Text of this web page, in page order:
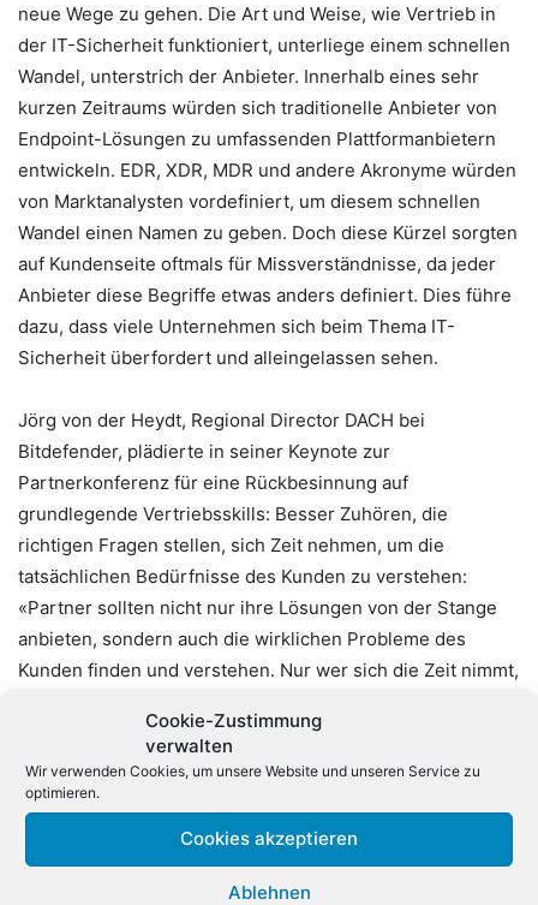
Cookie-Zustimmung
verwalten
Wir verwenden Cookies, um unsere Website und unseren Service zu
optimieren.
Cookies akzeptieren
Ablehnen
neue Wege zu gehen. Die Art und Weise, wie Vertrieb in
der IT-Sicherheit funktioniert, unterliege einem schnellen
Wandel, unterstrich der Anbieter. Innerhalb eines sehr
kurzen Zeitraums würden sich traditionelle Anbieter von
Endpoint-Lösungen zu umfassenden Plattformanbietern
entwickeln. EDR, XDR, MDR und andere Akronyme würden
von Marktanalysten vordefiniert, um diesem schnellen
Wandel einen Namen zu geben. Doch diese Kürzel sorgten
auf Kundenseite oftmals für Missverständnisse, da jeder
Anbieter diese Begriffe etwas anders definiert. Dies führe
dazu, dass viele Unternehmen sich beim Thema IT-
Sicherheit überfordert und alleingelassen sehen.
Jörg von der Heydt, Regional Director DACH bei
Bitdefender, plädierte in seiner Keynote zur
Partnerkonferenz für eine Rückbesinnung auf
grundlegende Vertriebsskills: Besser Zuhören, die
richtigen Fragen stellen, sich Zeit nehmen, um die
tatsächlichen Bedürfnisse des Kunden zu verstehen:
«Partner sollten nicht nur ihre Lösungen von der Stange
anbieten, sondern auch die wirklichen Probleme des
Kunden finden und verstehen. Nur wer sich die Zeit nimmt,
am Ende des Prozesses nicht der Verkauf von Lizenzen,
sondern das Bereitstellen wirksamer und einschlägiger
Konzepte steht. Nur wer sich auf diese Art beim Kunden
einbringt, hat die Chance, sich langfristig als Helfer des
Kunden zu etablieren.»